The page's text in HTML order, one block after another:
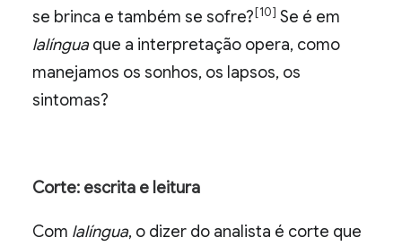
se brinca e também se sofre?[10] Se é em
lalínguaque a interpretação opera, como
manejamos os sonhos, os lapsos, os
sintomas?
Corte: escrita e leitura
Com lalíngua, o dizer do analista é corte que